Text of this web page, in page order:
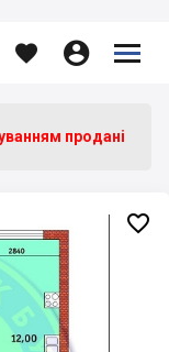
  


продані
